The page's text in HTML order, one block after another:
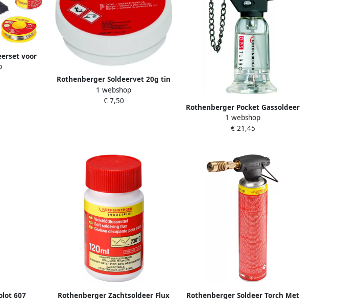
voor
Rothenberger Soldeervet 20g tin
ROT035718E
1 webshop
€ 7,50
Rothenberger Pocket Gassoldeer
Brander Met Piezo Ontsteking
ROT035130
1 webshop
€ 21,45
607
Rothenberger Zachtsoldeer Flux
Rothenberger Soldeer Torch Met